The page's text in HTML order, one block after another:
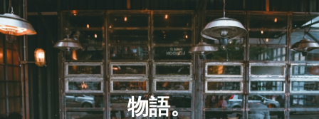
物語。